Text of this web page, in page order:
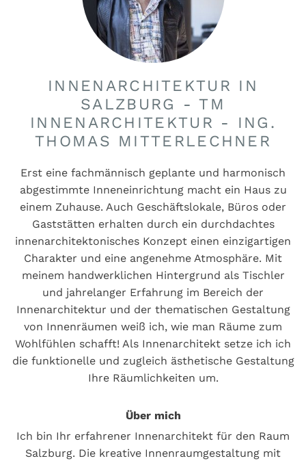
INNENARCHITEKTUR IN
SALZBURG - TM
INNENARCHITEKTUR - ING.
THOMAS MITTERLECHNER
Erst eine fachmännisch geplante und harmonisch
abgestimmte Inneneinrichtung macht ein Haus zu
einem Zuhause. Auch Geschäftslokale, Büros oder
Gaststätten erhalten durch ein durchdachtes
innenarchitektonisches Konzept einen einzigartigen
Charakter und eine angenehme Atmosphäre. Mit
meinem handwerklichen Hintergrund als Tischler
und jahrelanger Erfahrung im Bereich der
Innenarchitektur und der thematischen Gestaltung
von Innenräumen weiß ich, wie man Räume zum
Wohlfühlen schafft! Als Innenarchitekt setze ich ich
die funktionelle und zugleich ästhetische Gestaltung
Ihre Räumlichkeiten um.
Über mich
Ich bin Ihr erfahrener Innenarchitekt für den Raum
Salzburg. Die kreative Innenraumgestaltung mit